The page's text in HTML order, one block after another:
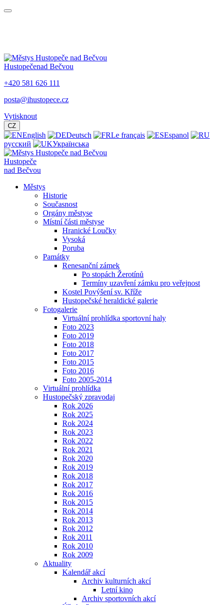
Hustopečenad Bečvou
+420 581 626 111
posta@ihustopece.cz
Vytisknout
CZ
English Deutsch Le français
Espanol
русский
Українська
Hustopeče
nad Bečvou
Městys
Historie
Současnost
Orgány městyse
Místní části městyse
Hranické Loučky
Vysoká
Poruba
Památky
Renesanční zámek
Po stopách Žerotínů
Termíny uzavření zámku pro veřejnost
Kostel Povýšení sv. Kříže
Hustopečské heraldické galerie
Fotogalerie
Virtuální prohlídka sportovní haly
Foto 2023
Foto 2019
Foto 2018
Foto 2017
Foto 2015
Foto 2016
Foto 2005-2014
Virtuální prohlídka
Hustopečský zpravodaj
Rok 2026
Rok 2025
Rok 2024
Rok 2023
Rok 2022
Rok 2021
Rok 2020
Rok 2019
Rok 2018
Rok 2017
Rok 2016
Rok 2015
Rok 2014
Rok 2013
Rok 2012
Rok 2011
Rok 2010
Rok 2009
Aktuality
Kalendář akcí
Archiv kulturních akcí
Letní kino
Archiv sportovních akcí